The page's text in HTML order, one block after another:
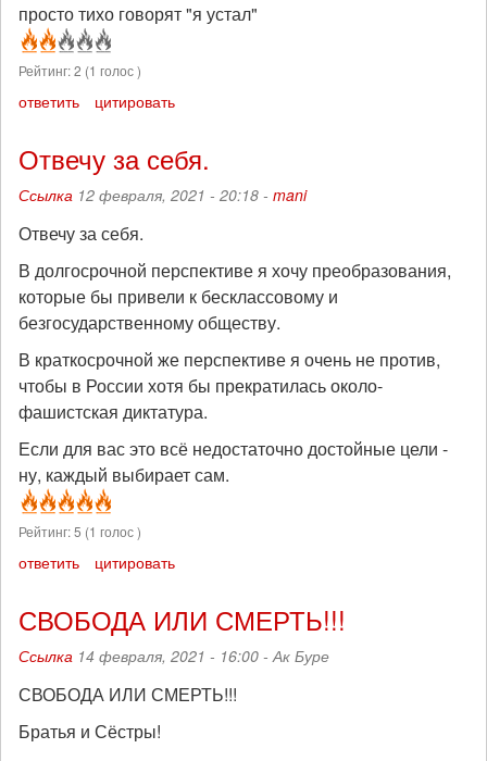
просто тихо говорят "я устал"
Рейтинг:2 (1 голос )
ответить цитировать
Отвечу за себя.
Ссылка 12 февраля, 2021 - 20:18 - mani
Отвечу за себя.
В долгосрочной перспективе я хочу преобразования,
которые бы привели к бесклассовому и
безгосударственному обществу.
В краткосрочной же перспективе я очень не против,
чтобы в России хотя бы прекратилась около-
фашистская диктатура.
Если для вас это всё недостаточно достойные цели -
ну, каждый выбирает сам.
Рейтинг:5 (1 голос )
ответить цитировать
СВОБОДА ИЛИ СМЕРТЬ!!!
Ссылка 14 февраля, 2021 - 16:00 -Ак Буре
СВОБОДА ИЛИ СМЕРТЬ!!!
Братья и Сёстры!